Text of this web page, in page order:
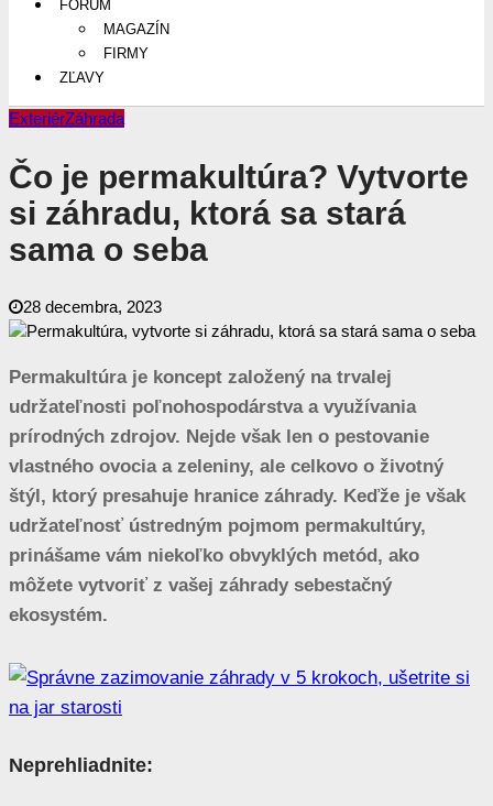
FÓRUM
MAGAZÍN
FIRMY
ZĽAVY
ExteriérZáhrada
Čo je permakultúra? Vytvorte
si záhradu, ktorá sa stará
sama o seba
28 decembra, 2023
Permakultúra je koncept založený na trvalej
udržateľnosti poľnohospodárstva a využívania
prírodných zdrojov. Nejde však len o pestovanie
vlastného ovocia a zeleniny, ale celkovo o životný
štýl, ktorý presahuje hranice záhrady. Keďže je však
udržateľnosť ústredným pojmom permakultúry,
prinášame vám niekoľko obvyklých metód, ako
môžete vytvoriť z vašej záhrady sebestačný
ekosystém.
Neprehliadnite: